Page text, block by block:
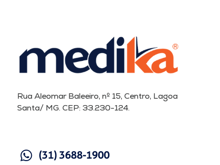
Rua Aleomar Baleeiro, nº 15, Centro, Lagoa
Santa/ MG. CEP: 33.230-124.
(31) 3688-1900